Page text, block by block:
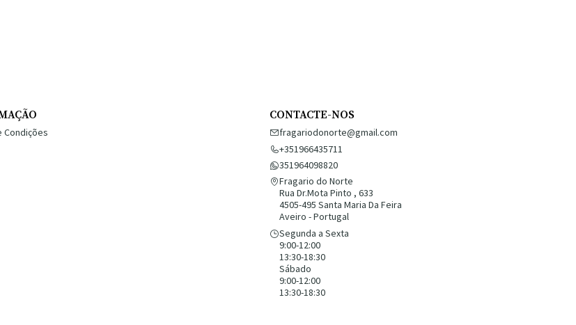
Condições
CONTACTE-NOS
fragariodonorte@gmail.com
+351966435711
351964098820
Fragario do Norte
Rua Dr.Mota Pinto , 633
4505-495 Santa Maria Da Feira
Aveiro - Portugal
Segunda a Sexta
9:00-12:00
13:30-18:30
Sábado
9:00-12:00
13:30-18:30